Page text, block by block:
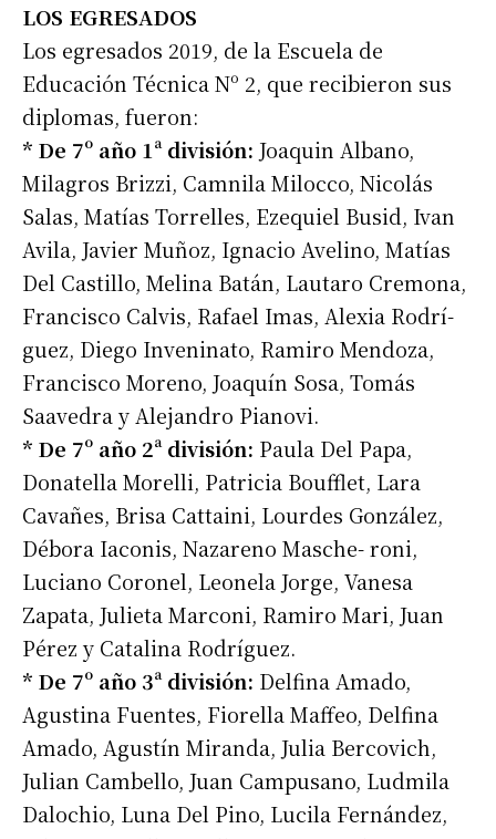
LOS EGRESADOS
Los egresados 2019, de la Escuela de
Educación Técnica Nº 2, que recibieron sus
diplomas, fueron:
* De 7º año 1ª división: Joaquin Albano,
Milagros Brizzi, Camnila Milocco, Nicolás
Salas, Matías Torrelles, Ezequiel Busid, Ivan
Avila, Javier Muñoz, Ignacio Avelino, Matías
Del Castillo, Melina Batán, Lautaro Cremona,
Francisco Calvis, Rafael Imas, Alexia Rodrí-
guez, Diego Inveninato, Ramiro Mendoza,
Francisco Moreno, Joaquín Sosa, Tomás
Saavedra y Alejandro Pianovi.
* De 7º año 2ª división: Paula Del Papa,
Donatella Morelli, Patricia Boufflet, Lara
Cavañes, Brisa Cattaini, Lourdes González,
Débora Iaconis, Nazareno Masche- roni,
Luciano Coronel, Leonela Jorge, Vanesa
Zapata, Julieta Marconi, Ramiro Mari, Juan
Pérez y Catalina Rodríguez.
* De 7º año 3ª división: Delfina Amado,
Agustina Fuentes, Fiorella Maffeo, Delfina
Amado, Agustín Miranda, Julia Bercovich,
Julian Cambello, Juan Campusano, Ludmila
Dalochio, Luna Del Pino, Lucila Fernández,